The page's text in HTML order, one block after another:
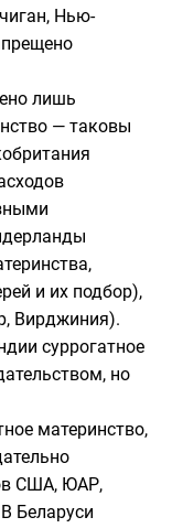
, Нью-
лишь
— таковы
и их подбор),
, Вирджиния).
суррогатное
но
материнство,
США, ЮАР,
Беларуси